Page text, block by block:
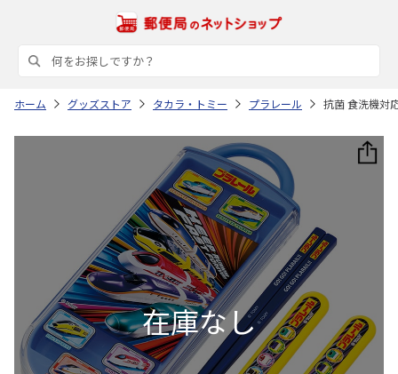
ホーム グッズストア タカラ・トミー プラレール 抗菌 食洗機対